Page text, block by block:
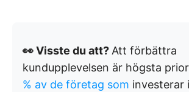
👀 Visste du att? Att förbättra
kundupplevelsen är högsta
% av de företag som investerar